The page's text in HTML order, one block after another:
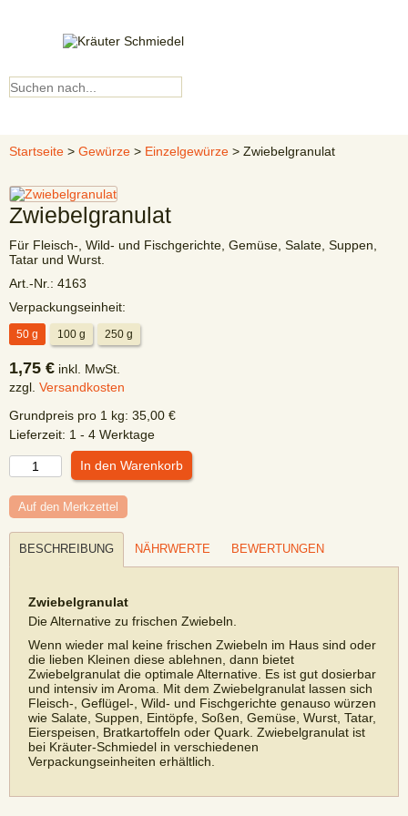
Startseite > Gewürze > Einzelgewürze > Zwiebelgranulat
Zwiebelgranulat
Für Fleisch-, Wild- und Fischgerichte, Gemüse, Salate, Suppen,
Tatar und Wurst.
Art.-Nr.: 4163
Verpackungseinheit:
50 g 100 g 250 g
1,75 € inkl. MwSt.
zzgl. Versandkosten
Grundpreis pro 1 kg: 35,00 €
Lieferzeit: 1 - 4 Werktage
Auf den Merkzettel
BESCHREIBUNG NÄHRWERTE BEWERTUNGEN
Zwiebelgranulat
Die Alternative zu frischen Zwiebeln.
Wenn wieder mal keine frischen Zwiebeln im Haus sind oder
die lieben Kleinen diese ablehnen, dann bietet
Zwiebelgranulat die optimale Alternative. Es ist gut dosierbar
und intensiv im Aroma. Mit dem Zwiebelgranulat lassen sich
Fleisch-, Geflügel-, Wild- und Fischgerichte genauso würzen
wie Salate, Suppen, Eintöpfe, Soßen, Gemüse, Wurst, Tatar,
Eierspeisen, Bratkartoffeln oder Quark. Zwiebelgranulat ist
bei Kräuter-Schmiedel in verschiedenen
Verpackungseinheiten erhältlich.